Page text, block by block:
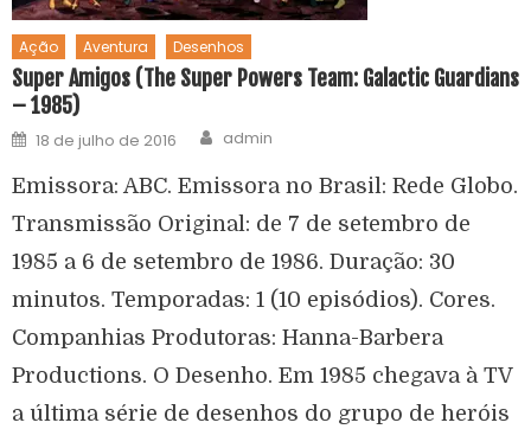
Ação Aventura Desenhos
Super Amigos (The Super Powers Team: Galactic Guardians
– 1985)
18 de julho de 2016 admin
Emissora: ABC. Emissora no Brasil: Rede Globo.
Transmissão Original: de 7 de setembro de
1985 a 6 de setembro de 1986. Duração: 30
minutos. Temporadas: 1 (10 episódios). Cores.
Companhias Produtoras: Hanna-Barbera
Productions. O Desenho. Em 1985 chegava à TV
a última série de desenhos do grupo de heróis